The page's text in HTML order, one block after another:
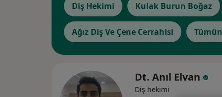
Diş Hekimi Kulak Burun Boğaz
Ağız Diş Ve Çene Cerrahisi
Dt. Anıl Elvan
Diş hekimi